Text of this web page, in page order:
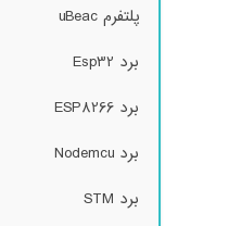
پلتفرم uBeac
برد Esp32
برد ESP8266
برد Nodemcu
برد STM